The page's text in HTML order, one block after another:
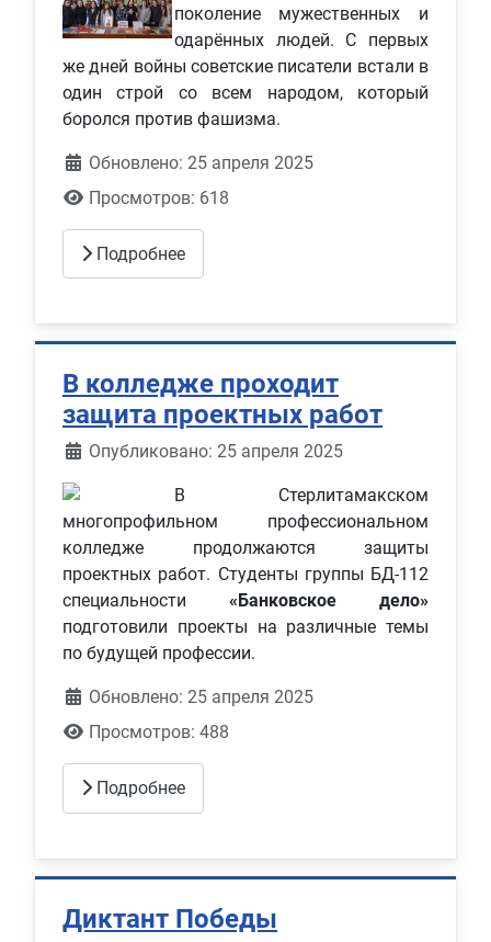
поколение мужественных и
одарённых людей. С первых
же дней войны советские писатели встали в
один строй со всем народом, который
боролся против фашизма.
Обновлено: 25 апреля 2025
Просмотров: 618
Подробнее
В колледже проходит
защита проектных работ
Информация о материале
Опубликовано: 25 апреля 2025
В Стерлитамакском
многопрофильном профессиональном
колледже продолжаются защиты
проектных работ. Студенты группы БД-112
специальности «Банковское дело»
подготовили проекты на различные темы
по будущей профессии.
Обновлено: 25 апреля 2025
Просмотров: 488
Подробнее
Диктант Победы